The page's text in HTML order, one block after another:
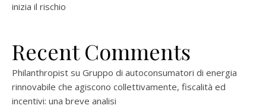
inizia il rischio
Recent Comments
Philanthropist su Gruppo di autoconsumatori di energia
rinnovabile che agiscono collettivamente, fiscalità ed
incentivi: una breve analisi